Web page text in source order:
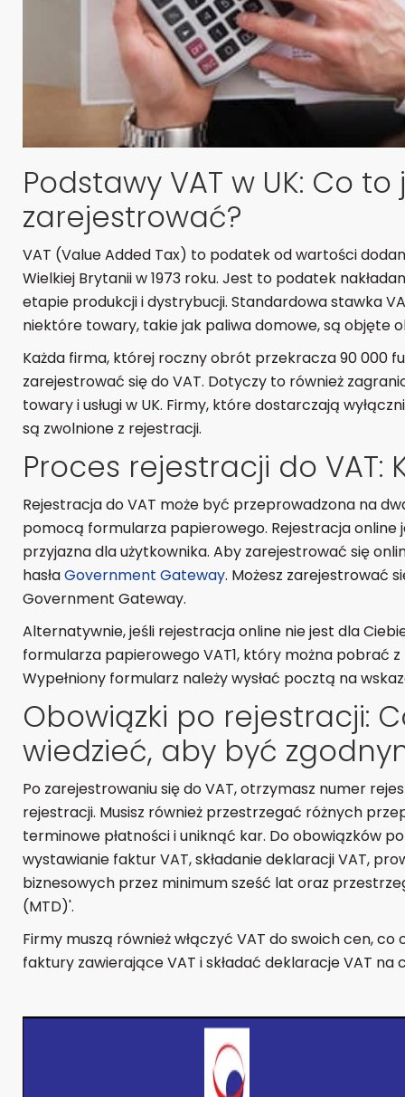
Podstawy VAT w UK: Co
zarejestrować?
VAT (Value Added Tax) to podatek od wartości
Wielkiej Brytanii w 1973 roku. Jest to podatek
etapie produkcji i dystrybucji. Standardowa stawka
niektóre towary, takie jak paliwa domowe, są objęte
Każda firma, której roczny obrót przekracza 90 000
zarejestrować się do VAT. Dotyczy to również
towary i usługi w UK. Firmy, które dostarczają
są zwolnione z rejestracji.
Proces rejestracji do VAT:
Rejestracja do VAT może być przeprowadzona na
pomocą formularza papierowego. Rejestracja online
przyjazna dla użytkownika. Aby zarejestrować się
hasłaGovernment Gateway. Możesz zarejestrować
Government Gateway.
Alternatywnie, jeśli rejestracja online nie jest dla
formularza papierowego VAT1, który można pobrać
Wypełniony formularz należy wysłać pocztą na
Obowiązki po rejestracji:
wiedzieć, aby być
Po zarejestrowaniu się do VAT, otrzymasz numer
rejestracji. Musisz również przestrzegać różnych
terminowe płatności i uniknąć kar. Do obowiązków
wystawianie faktur VAT, składanie deklaracji VAT,
biznesowych przez minimum sześć lat oraz
(MTD)'.
Firmy muszą również włączyć VAT do swoich cen,
faktury zawierające VAT i składać deklaracje VAT na